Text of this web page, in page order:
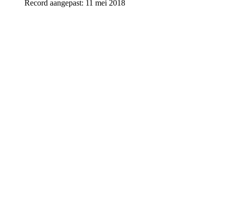
Record aangepast: 11 mei 2018